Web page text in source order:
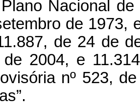
Nacional
de 1973,
de 24 de
de 2004, e
nº 523,